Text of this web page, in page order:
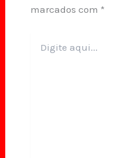
marcados com *
aqui...